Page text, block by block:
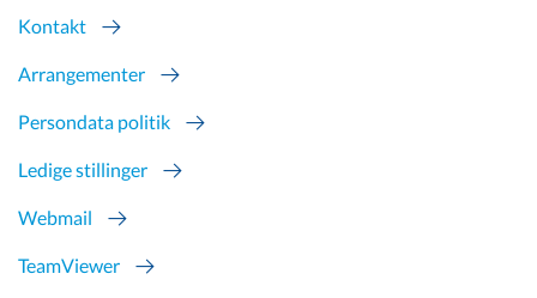
Kontakt
Arrangementer
Persondata politik
Ledige stillinger
Webmail
TeamViewer